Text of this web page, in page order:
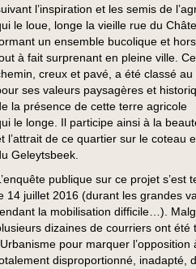
l’inspiration et les semis de
le loue, longe la vieille rue du
un ensemble bucolique et
à fait surprenant en pleine ville.
creux et pavé, a été classé
ses valeurs paysagères et
la présence de cette terre agricole
le longe. Il participe ainsi à la
l’attrait de ce quartier sur le coteau
Geleytsbeek.
publique sur ce projet s’est
14 juillet 2016 (durant les grandes
la mobilisation difficile…).
dizaines de courriers ont été
pour marquer l’opposition
disproportionné, inadapté,